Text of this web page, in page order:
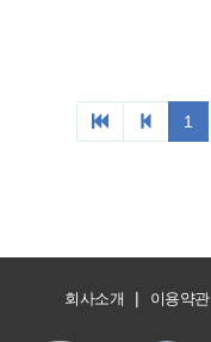
회사소개 | 이용약관